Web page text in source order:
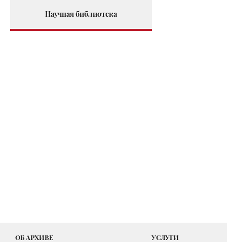
Научная библиотека
ОБ АРХИВЕ УСЛУГИ